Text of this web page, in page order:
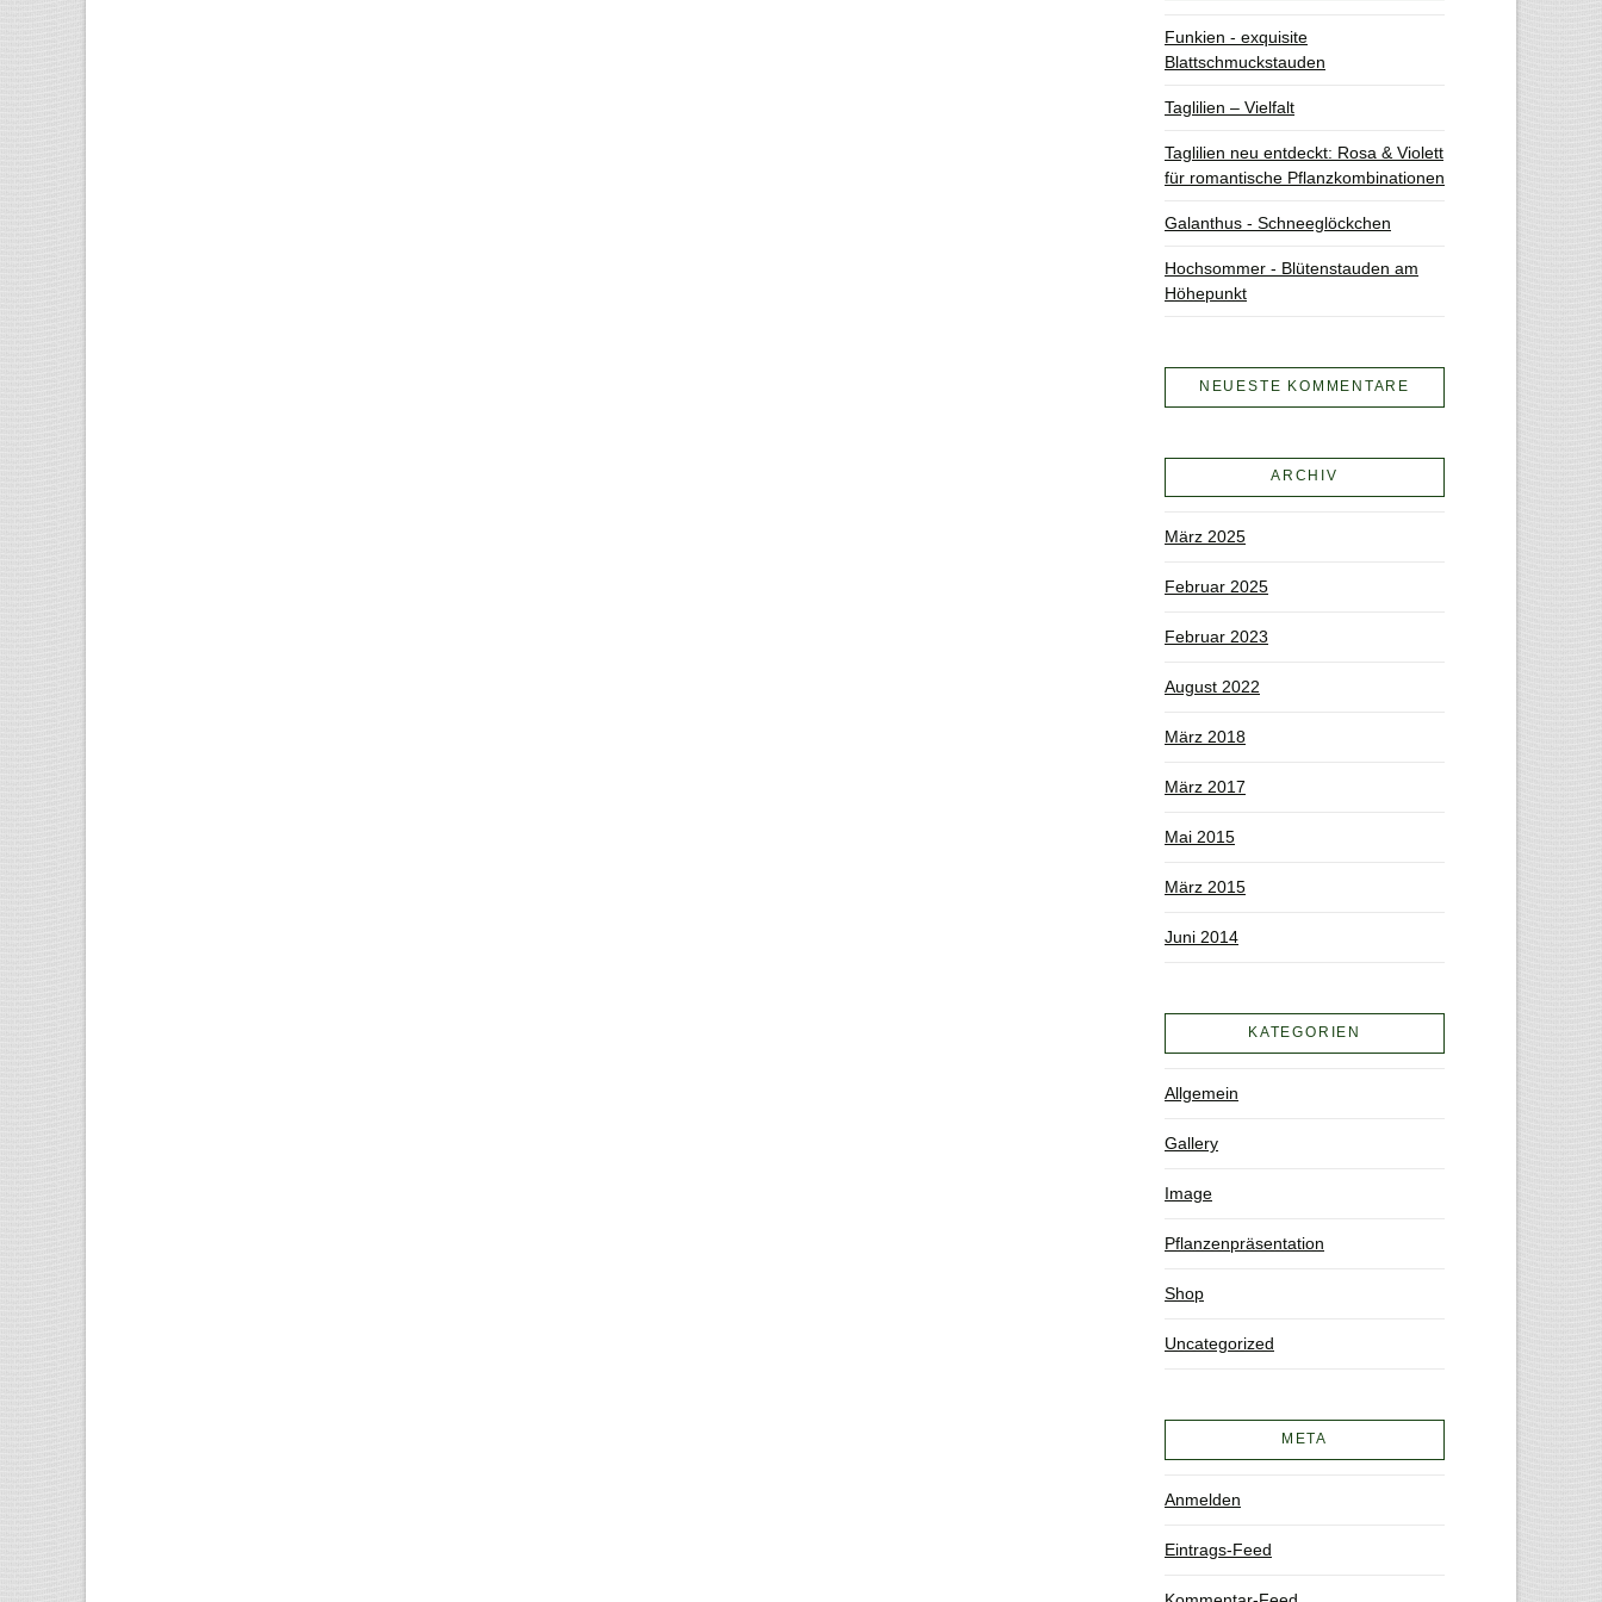
Funkien - exquisite
Blattschmuckstauden
Taglilien – Vielfalt
Taglilien neu entdeckt: Rosa & Violett
für romantische Pflanzkombinationen
Galanthus - Schneeglöckchen
Hochsommer - Blütenstauden am
Höhepunkt
NEUESTE KOMMENTARE
ARCHIV
März 2025
Februar 2025
Februar 2023
August 2022
März 2018
März 2017
Mai 2015
März 2015
Juni 2014
KATEGORIEN
Allgemein
Gallery
Image
Pflanzenpräsentation
Shop
Uncategorized
META
Anmelden
Eintrags-Feed